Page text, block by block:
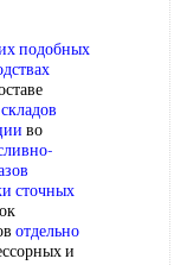
подобных
складов
во
сточных
отдельно
и